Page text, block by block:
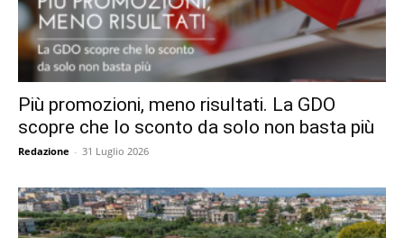
Più promozioni, meno risultati. La GDO
scopre che lo sconto da solo non basta più
Redazione - 31 Luglio 2026